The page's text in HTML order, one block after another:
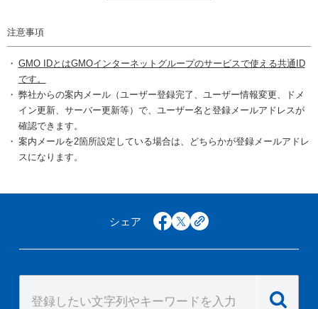
注意事項
GMO IDとはGMOインターネットグループのサービスで使える共通ID
です。
弊社からの案内メール（ユーザー登録完了、ユーザー情報変更、ドメ
イン更新、サーバー更新等）で、ユーザー名と登録メールアドレスが
確認できます。
案内メールを2箇所設定している場合は、どちらかが登録メールアドレ
スになります。
シェア facebook
x copy